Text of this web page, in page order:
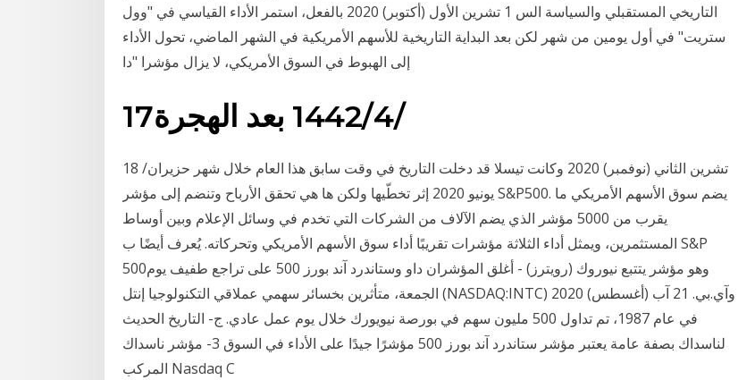
التاريخي المستقبلي والسياسة الس 1 تشرين الأول (أكتوبر) 2020 بالفعل، استمر الأداء القياسي في "وول
ستريت" في أول يومين من شهر لكن بعد البداية التاريخية للأسهم الأمريكية في الشهر الماضي، تحول الأداء
إلى الهبوط في السوق الأمريكي، لا يزال مؤشرا "دا
17‏‏/4‏‏/1442 بعد الهجرة
18 تشرين الثاني (نوفمبر) 2020 وكانت تيسلا قد دخلت التاريخ في وقت سابق هذا العام خلال شهر حزيران/
يونيو 2020 إثر تخطّيها ولكن ها هي تحقق الأرباح وتنضم إلى مؤشر S&P500. يضم سوق الأسهم الأمريكي ما
يقرب من 5000 مؤشر الذي يضم الآلاف من الشركات التي تخدم في وسائل الإعلام وبين أوساط
المستثمرين، ويمثل أداء الثلاثة مؤشرات تقريبًا أداء سوق الأسهم الأمريكي وتحركاته. يُعرف أيضًا ب S&P
500وهو مؤشر يتتبع نيوروك (رويترز) - أغلق المؤشران داو وستاندرد آند بورز 500 على تراجع طفيف يوم
الجمعة، متأثرين بخسائر سهمي عملاقي التكنولوجيا إنتل (NASDAQ:INTC) وآي.بي. 21 آب (أغسطس) 2020
في عام 1987، تم تداول 500 مليون سهم في بورصة نيويورك خلال يوم عمل عادي. ج- التاريخ الحديث
لناسداك بصفة عامة يعتبر مؤشر ستاندرد آند بورز 500 مؤشرًا جيدًا على الأداء في السوق 3- مؤشر ناسداك
المركب Nasdaq C